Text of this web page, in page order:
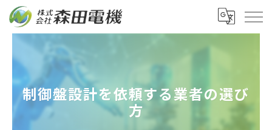
制御盤設計を依頼する業者の選び
方